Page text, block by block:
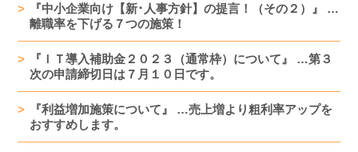
『中小企業向け【新･人事方針】の提言！（その２）』 …
離職率を下げる７つの施策！
『ＩＴ導入補助金２０２３（通常枠）について』 …第３
次の申請締切日は７月１０日です。
『利益増加施策について』 …売上増より粗利率アップを
おすすめします。